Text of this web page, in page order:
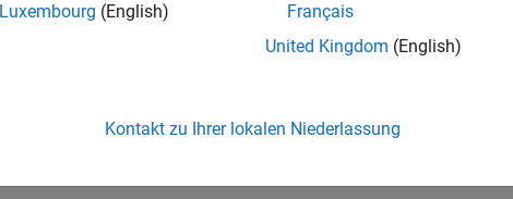
Luxembourg (English)
Français
United Kingdom (English)
Kontakt zu Ihrer lokalen Niederlassung